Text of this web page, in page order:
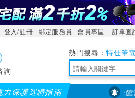
登入/註冊 綁定服務員 會員專區 訂單查
詢
特仕筆電
境量測 明緯
力保護選購指南【PX大通】全館滿千